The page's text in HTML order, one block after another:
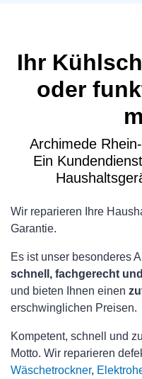
Ihr
oder
Archimede
Ein
Wir reparieren Ihre
Garantie.
Es ist unser besonderes
schnell, fachgerecht
und bieten Ihnen einen
erschwinglichen Preisen.
Kompetent, schnell und
Motto. Wir reparieren
Wäschetrockner,